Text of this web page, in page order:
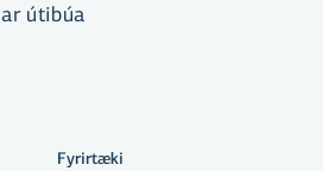
útibúa
Fyrirtæki